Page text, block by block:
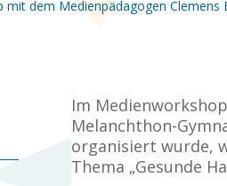
mit dem Medienpädagogen Clemens
Im
Melanchthon-
organisiert wurde,
Thema „Gesunde